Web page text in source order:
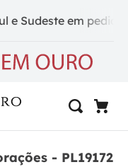
Sudeste em pedidos
- PL19172